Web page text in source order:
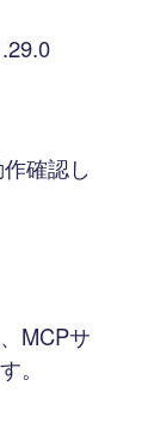
確認し
MCPサ
。